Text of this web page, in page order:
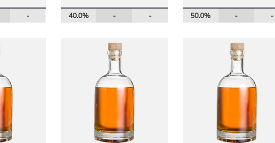
- 40.0% - - 50.0% - -